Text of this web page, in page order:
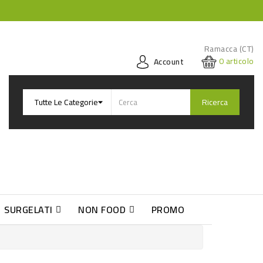
Ramacca (CT)
Account
0articolo
Ricerca
SURGELATI NON FOOD PROMO